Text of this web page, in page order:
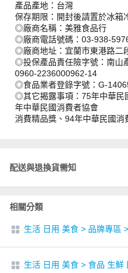
產品產地：台灣
保存期限：開封後請置於冰箱
◎廠商名稱：美雅食品行
◎廠商電話號碼：03-938-
◎廠商地址：宜蘭市東港路二
◎投保產品責任險字號：南山
0960-2236000962-14
◎食品業者登錄字號：G-
◎其它揭露事項：75年中華民
年中華民國消費者協會
消費精品獎、94年中華民國
配送與退換貨需知
相關分類
生活 日用 美食 > 品牌專區 >
生活 日用 美食 > 食品 生鮮